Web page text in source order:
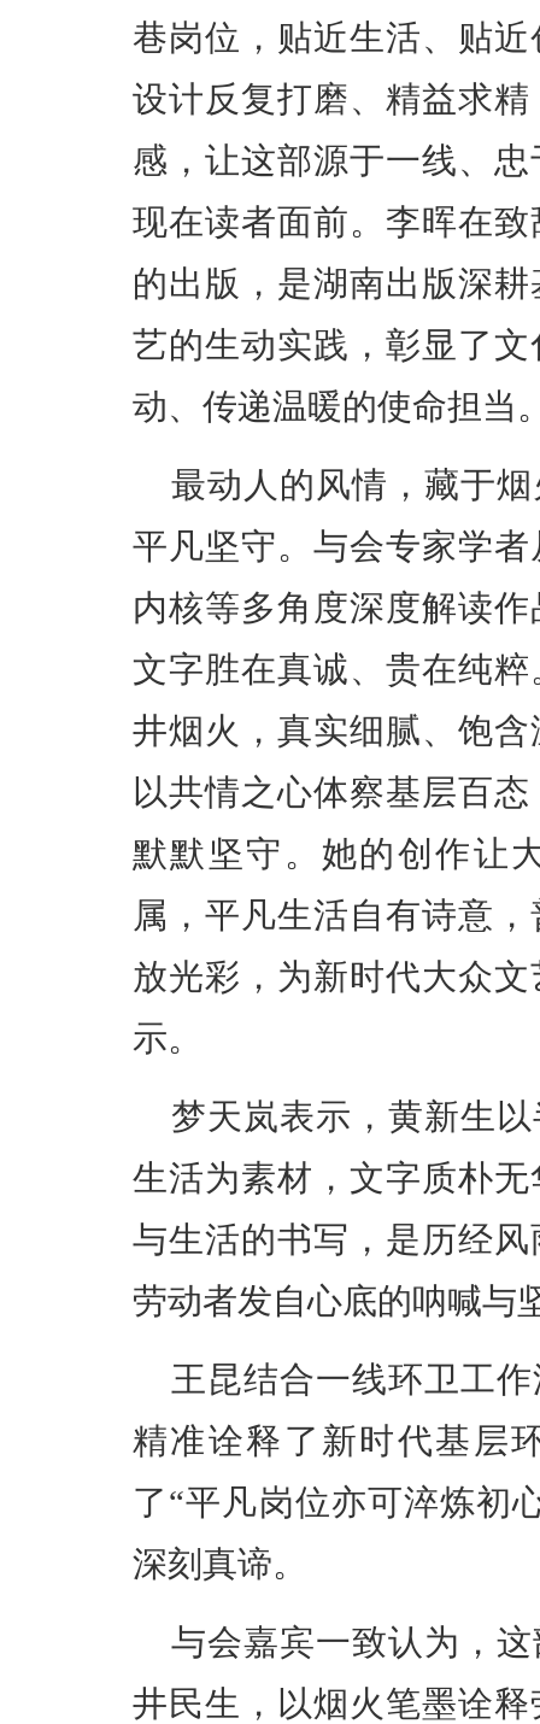
巷岗位，贴近生活、贴
设计反复打磨、精益求
感，让这部源于一线、
现在读者面前。李晖在
的出版，是湖南出版深
艺的生动实践，彰显了
动、传递温暖的使命担当
最动人的风情，藏于
平凡坚守。与会专家学
内核等多角度深度解读
文字胜在真诚、贵在纯
井烟火，真实细腻、饱
以共情之心体察基层百
默默坚守。她的创作让
属，平凡生活自有诗意
放光彩，为新时代大众
示。
梦天岚表示，黄新生
生活为素材，文字质朴
与生活的书写，是历经
劳动者发自心底的呐喊与
王昆结合一线环卫工
精准诠释了新时代基层
了“平凡岗位亦可淬炼初
深刻真谛。
与会嘉宾一致认为，
井民生，以烟火笔墨诠